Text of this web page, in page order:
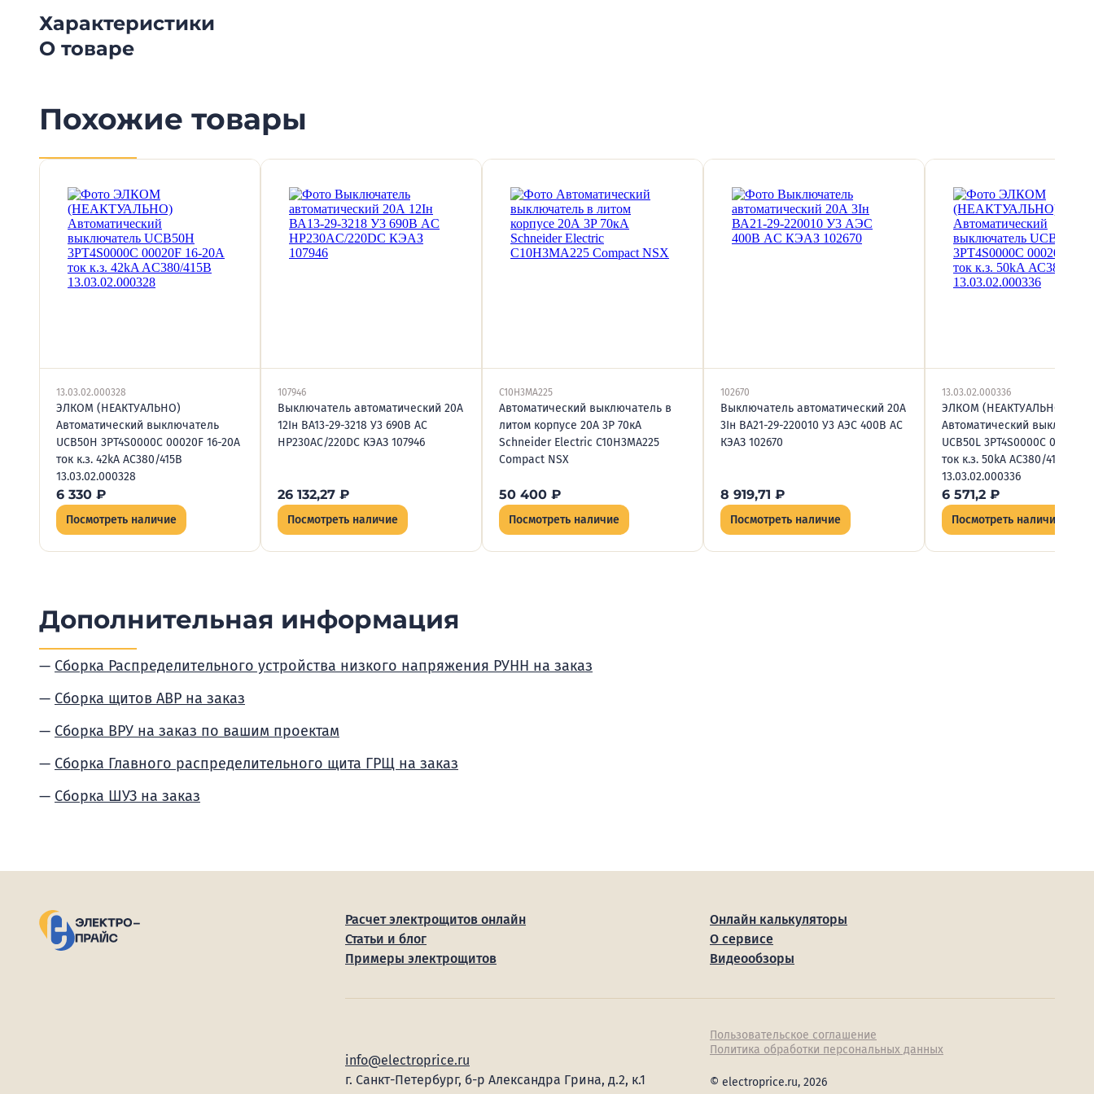
Характеристики
О товаре
Похожие товары
13.03.02.000328
ЭЛКОМ (НЕАКТУАЛЬНО)
Автоматический выключатель
UCB50H 3PT4S0000C 00020F 16-20A
ток к.з. 42kA AC380/415В
13.03.02.000328
6 330 ₽
Посмотреть наличие
107946
Выключатель автоматический 20А
12Iн ВА13-29-3218 У3 690В AC
НР230AC/220DC КЭАЗ 107946
26 132,27 ₽
Посмотреть наличие
C10H3MA225
Автоматический выключатель в
литом корпусе 20А 3P 70кА
Schneider Electric C10H3MA225
Сompact NSX
50 400 ₽
Посмотреть наличие
102670
Выключатель автоматический 20А
3Iн ВА21-29-220010 У3 АЭС 400В AC
КЭАЗ 102670
8 919,71 ₽
Посмотреть наличие
13.03.02.000336
ЭЛКОМ (НЕАКТУАЛЬНО)
Автоматический
UCB50L 3PT4S0000C 00020F
ток к.з. 50kA АС380/415В
13.03.02.000336
6 571,2 ₽
Посмотреть наличие
Дополнительная информация
Сборка Распределительного устройства низкого напряжения РУНН на заказ
Сборка щитов АВР на заказ
Сборка ВРУ на заказ по вашим проектам
Сборка Главного распределительного щита ГРЩ на заказ
Сборка ШУЗ на заказ
Расчет электрощитов онлайн
Онлайн калькуляторы
Статьи и блог
О сервисе
Примеры электрощитов
Видеообзоры
info@electroprice.ru
г. Санкт-Петербург, б-р Александра Грина, д.2, к.1
Пользовательское соглашение
Политика обработки персональных данных
© electroprice.ru, 2026